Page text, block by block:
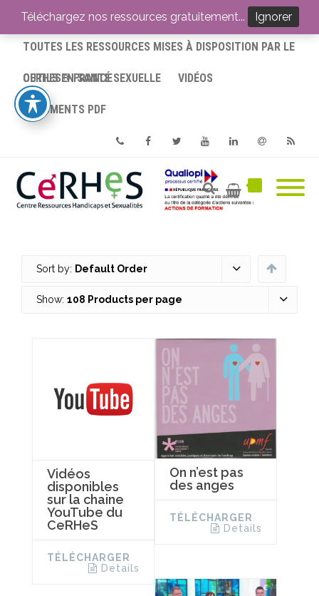
ACCUEIL
TOUTES LES RESSOURCES MISES À DISPOSITION PAR LE
CERHES® FRANCE
OUTILS EN SANTÉ SEXUELLE VIDÉOS
DOCUMENTS PDF
PhoneFacebookTwitterYoutube
Sort by: Default Order
Show: 108 Products per page
Vidéos
disponibles
sur la chaine
YouTube du
CeRHeS
TÉLÉCHARGER
Details
On n’est pas
des anges
TÉLÉCHARGER
Details
Téléchargez nos ressources gratuitement... Ignorer